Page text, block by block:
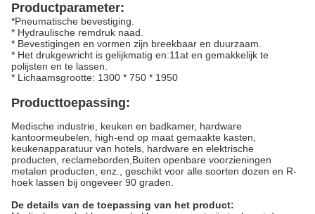
Productparameter:
*Pneumatische bevestiging.
* Hydraulische remdruk naad.
* Bevestigingen en vormen zijn breekbaar en duurzaam.
* Het drukgewricht is gelijkmatig en:11at en gemakkelijk te
polijsten en te lassen.
* Lichaamsgrootte: 1300 * 750 * 1950
Producttoepassing:
Medische industrie, keuken en badkamer, hardware
kantoormeubelen, high-end op maat gemaakte kasten,
keukenapparatuur van hotels, hardware en elektrische
producten, reclameborden,Buiten openbare voorzieningen
metalen producten, enz., geschikt voor alle soorten dozen en R-
hoek lassen bij ongeveer 90 graden.
De details van de toepassing van het product: